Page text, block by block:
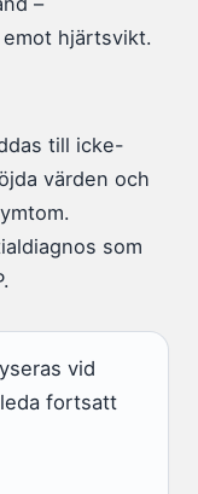
hjärtsvikt.
till icke-
värden och
som
vid
fortsatt